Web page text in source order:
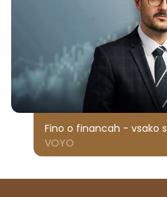
Fino o financah - vsako
VOYO